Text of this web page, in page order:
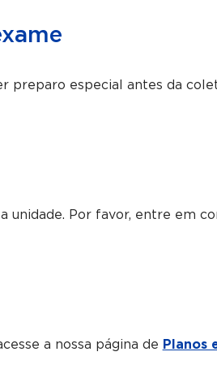
preparo especial antes da
unidade. Por favor, entre em
a nossa página de Planos